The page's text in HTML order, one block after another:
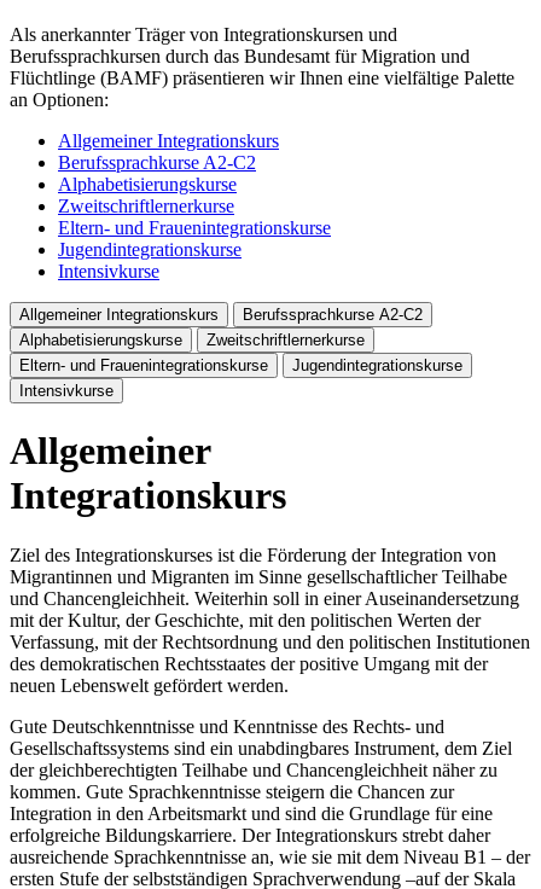
Als anerkannter Träger von Integrationskursen und
Berufssprachkursen durch das Bundesamt für Migration und
Flüchtlinge (BAMF) präsentieren wir Ihnen eine vielfältige Palette
an Optionen:
Allgemeiner Integrationskurs
Berufssprachkurse A2-C2
Alphabetisierungskurse
Zweitschriftlernerkurse
Eltern- und Frauenintegrationskurse
Jugendintegrationskurse
Intensivkurse
Allgemeiner Integrationskurs
Berufssprachkurse A2-C2
Alphabetisierungskurse
Zweitschriftlernerkurse
Eltern- und Frauenintegrationskurse
Jugendintegrationskurse
Intensivkurse
Allgemeiner
Integrationskurs
Ziel des Integrationskurses ist die Förderung der Integration von
Migrantinnen und Migranten im Sinne gesellschaftlicher Teilhabe
und Chancengleichheit. Weiterhin soll in einer Auseinandersetzung
mit der Kultur, der Geschichte, mit den politischen Werten der
Verfassung, mit der Rechtsordnung und den politischen Institutionen
des demokratischen Rechtsstaates der positive Umgang mit der
neuen Lebenswelt gefördert werden.
Gute Deutschkenntnisse und Kenntnisse des Rechts- und
Gesellschaftssystems sind ein unabdingbares Instrument, dem Ziel
der gleichberechtigten Teilhabe und Chancengleichheit näher zu
kommen. Gute Sprachkenntnisse steigern die Chancen zur
Integration in den Arbeitsmarkt und sind die Grundlage für eine
erfolgreiche Bildungskarriere. Der Integrationskurs strebt daher
ausreichende Sprachkenntnisse an, wie sie mit dem Niveau B1 – der
ersten Stufe der selbstständigen Sprachverwendung –auf der Skala